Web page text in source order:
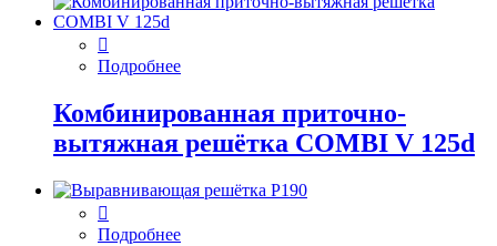
Подробнее
Комбинированная приточно-
вытяжная решётка COMBI V 125d
Подробнее